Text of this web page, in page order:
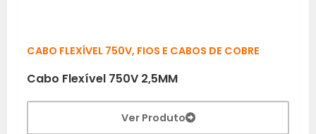
CABO FLEXÍVEL 750V, FIOS E CABOS DE COBRE
Cabo Flexível 750V 2,5MM
Ver Produto